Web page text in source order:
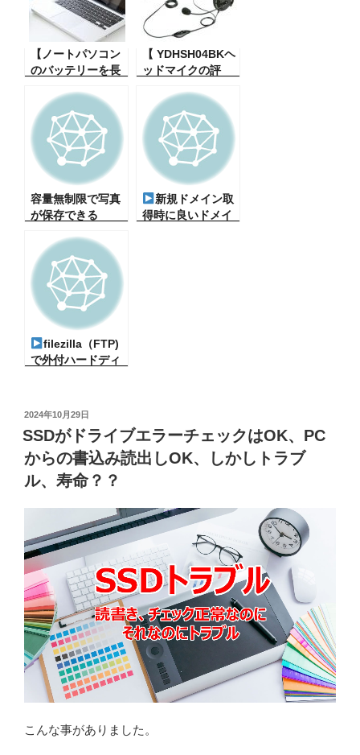
たサイトを見たい
ことがある。その
時の簡単履歴呼び
出し
方法がすごく素晴
らしい。絶賛でき
る。しかしなぜか
音声入力ができな
い、その対策。
【ノートパソコン
のバッテリーを長
ノートパソコンの
電池が無くなると
悲しいよね。交換
バッテリーを買う
と高いし・・・
【 YDHSH04BKヘ
ッドマイクの評
YDHSH04BK ヤ
マダ電機購入
容量無制限で写真
が保存できる
（こんなに便利、
簡単で良いのか
よ？）
新規ドメイン取
得時に良いドメイ
filezilla（FTP)
で外付ハードディ
投
稿
日:
2024年10月29日
SSDがドライブエラーチェックはOK、PC
からの書込み読出しOK、しかしトラブ
ル、寿命？？
こんな事がありました。